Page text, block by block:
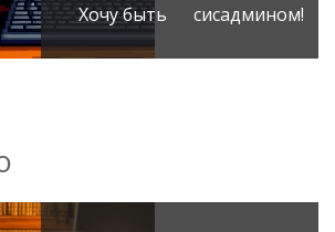
Хочу быть сисадмином!